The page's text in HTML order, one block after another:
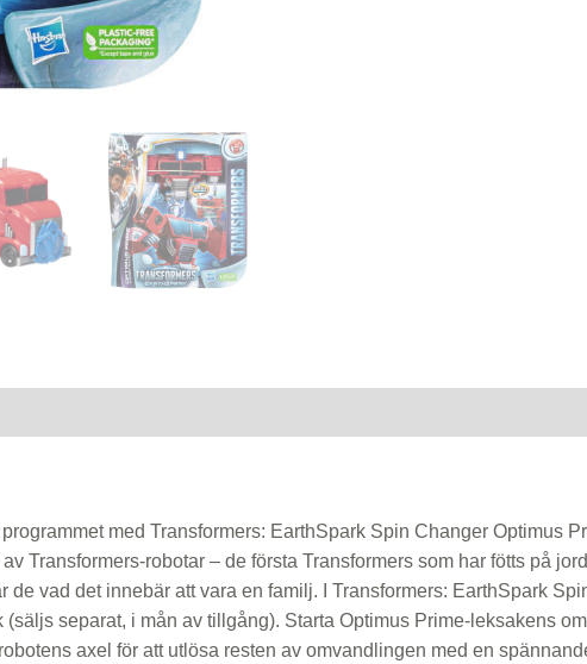
med Transformers: EarthSpark Spin Changer Optimus
Transformers-robotar – de första Transformers som har fötts på
vad det innebär att vara en familj. I Transformers: EarthSpark
separat, i mån av tillgång). Starta Optimus Prime-leksakens
axel för att utlösa resten av omvandlingen med en